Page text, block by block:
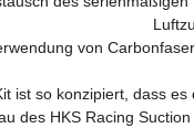
von
ist so konzipiert, dass
des HKS Racing